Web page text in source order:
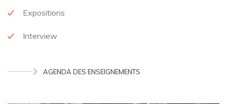
Expositions
Interview
AGENDA DES ENSEIGNEMENTS